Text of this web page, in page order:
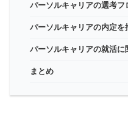
パーソルキャリアの選考
パーソルキャリアの内定を
パーソルキャリアの就活に
まとめ